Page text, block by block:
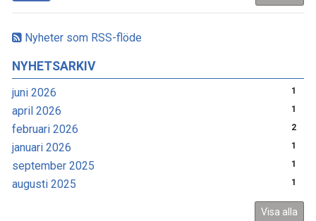
Nyheter som RSS-flöde
NYHETSARKIV
juni 2026 1
april 2026 1
februari 2026 2
januari 2026 1
september 2025 1
augusti 2025 1
Visa alla